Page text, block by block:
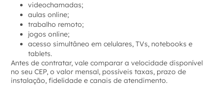
videochamadas;
aulas online;
trabalho remoto;
jogos online;
acesso simultâneo em celulares, TVs, notebooks e
tablets.
Antes de contratar, vale comparar a velocidade disponível
no seu CEP, o valor mensal, possíveis taxas, prazo de
instalação, fidelidade e canais de atendimento.